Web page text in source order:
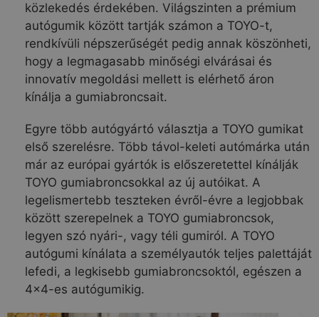
közlekedés érdekében. Világszinten a prémium
autógumik között tartják számon a TOYO-t,
rendkívüli népszerűségét pedig annak köszönheti,
hogy a legmagasabb minőségi elvárásai és
innovatív megoldási mellett is elérhető áron
kínálja a gumiabroncsait.
Egyre több autógyártó választja a TOYO gumikat
első szerelésre. Több távol-keleti autómárka után
már az európai gyártók is előszeretettel kínálják
TOYO gumiabroncsokkal az új autóikat. A
legelismertebb teszteken évről-évre a legjobbak
között szerepelnek a TOYO gumiabroncsok,
legyen szó nyári-, vagy téli gumiról. A TOYO
autógumi kínálata a személyautók teljes palettáját
lefedi, a legkisebb gumiabroncsoktól, egészen a
4×4-es autógumikig.